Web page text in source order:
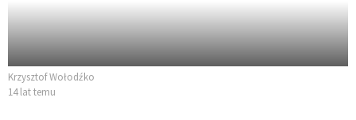
Krzysztof Wołodźko
14 lat temu